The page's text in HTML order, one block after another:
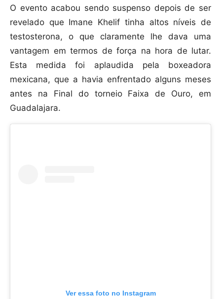
O evento acabou sendo suspenso depois de ser
revelado que Imane Khelif tinha altos níveis de
testosterona, o que claramente lhe dava uma
vantagem em termos de força na hora de lutar.
Esta medida foi aplaudida pela boxeadora
mexicana, que a havia enfrentado alguns meses
antes na Final do torneio Faixa de Ouro, em
Guadalajara.
Ver essa foto no Instagram